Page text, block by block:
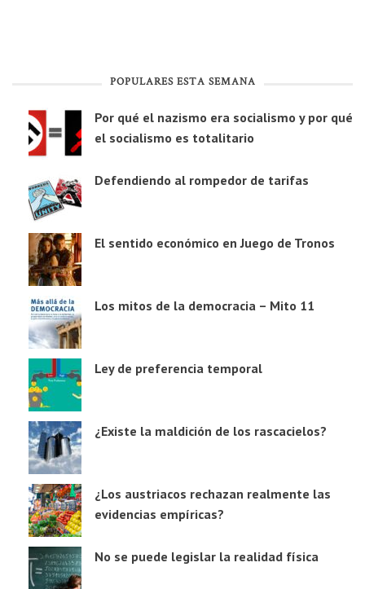
POPULARES ESTA SEMANA
Por qué el nazismo era socialismo y por qué
el socialismo es totalitario
Defendiendo al rompedor de tarifas
El sentido económico en Juego de Tronos
Los mitos de la democracia – Mito 11
Ley de preferencia temporal
¿Existe la maldición de los rascacielos?
¿Los austriacos rechazan realmente las
evidencias empíricas?
No se puede legislar la realidad física